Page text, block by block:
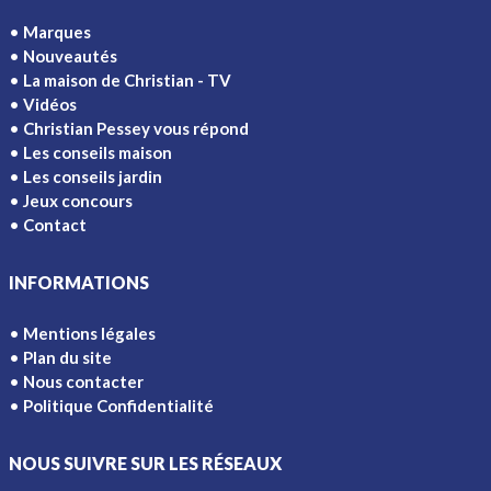
Marques
Nouveautés
La maison de Christian - TV
Vidéos
Christian Pessey vous répond
Les conseils maison
Les conseils jardin
Jeux concours
Contact
INFORMATIONS
Mentions légales
Plan du site
Nous contacter
Politique Confidentialité
NOUS SUIVRE SUR LES RÉSEAUX